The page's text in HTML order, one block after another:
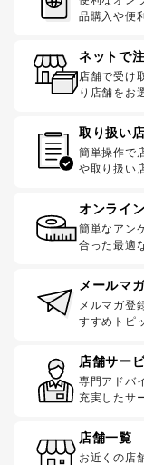
品購入や便
ネットで
店舗で受け
り店舗をお
取り扱い
簡単操作で
や取り扱い
オンライ
簡単なアン
合った最適
メールマ
メルマガ登
すすめトピ
店舗サー
専門アドバ
充実したサ
店舗一覧
お近くの店